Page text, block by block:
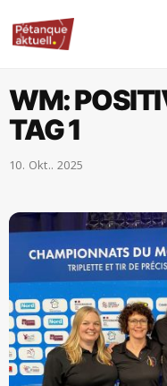
WM:
TAG 1
10. Okt.. 2025